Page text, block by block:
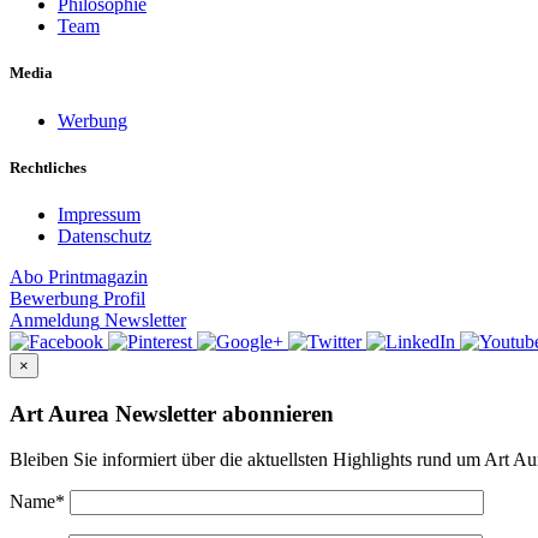
Philosophie
Team
Media
Werbung
Rechtliches
Impressum
Datenschutz
Abo Printmagazin
Bewerbung Profil
Anmeldung Newsletter
×
Art Aurea Newsletter abonnieren
Bleiben Sie informiert über die aktuellsten Highlights rund um Art
Name*